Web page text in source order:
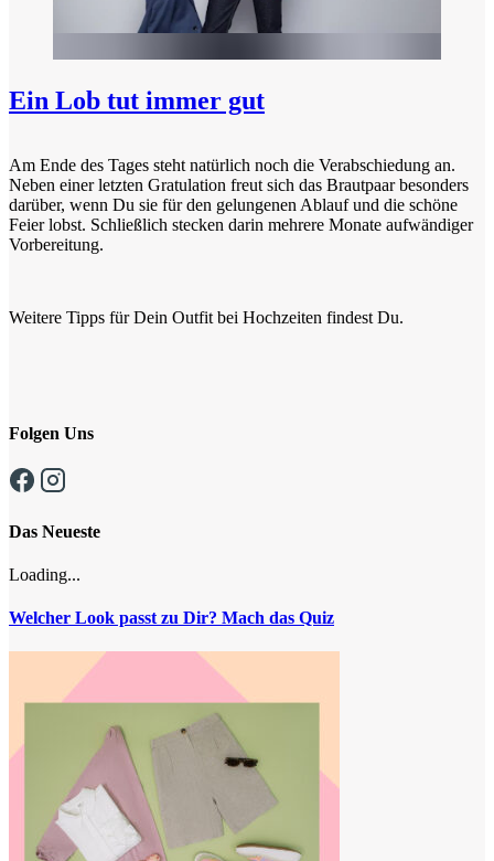
Ein Lob tut immer gut
Am Ende des Tages steht natürlich noch die Verabschiedung an.
Neben einer letzten Gratulation freut sich das Brautpaar besonders
darüber, wenn Du sie für den gelungenen Ablauf und die schöne
Feier lobst. Schließlich stecken darin mehrere Monate aufwändiger
Vorbereitung.
Weitere Tipps für Dein Outfit bei Hochzeiten findest Du.
Folgen Uns
Das Neueste
Loading...
Welcher Look passt zu Dir? Mach das Quiz